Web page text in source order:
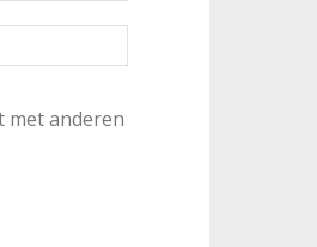
met anderen